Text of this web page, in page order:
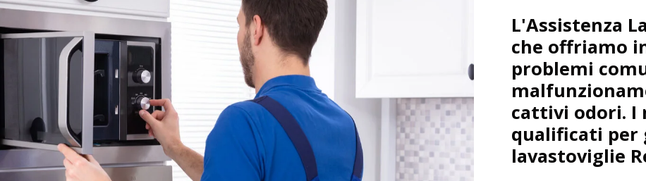
L'Assistenza
che offriamo
problemi
cattivi odori. I
qualificati per
lavastoviglie